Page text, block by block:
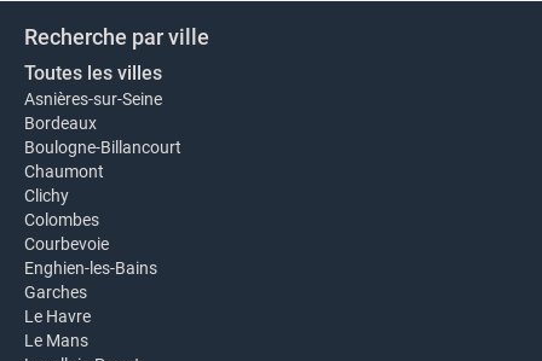
Recherche par ville
Toutes les villes
Asnières-sur-Seine
Bordeaux
Boulogne-Billancourt
Chaumont
Clichy
Colombes
Courbevoie
Enghien-les-Bains
Garches
Le Havre
Le Mans